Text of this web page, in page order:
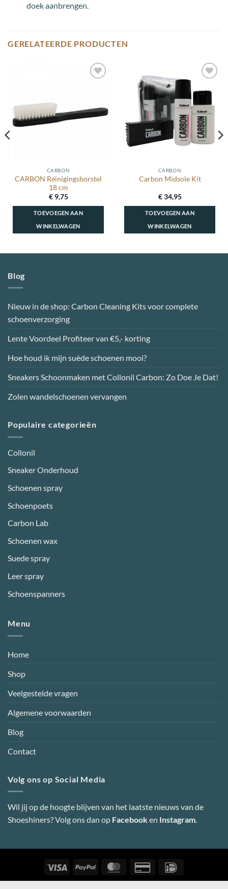
doek aanbrengen.
GERELATEERDE PRODUCTEN
CARBON
CARBON Reinigingsborstel
18 cm
€9,75
TOEVOEGEN AAN
WINKELWAGEN
Toevoegen
aan
wenslijst
CARBON
Carbon Midsole Kit
€34,95
TOEVOEGEN AAN
WINKELWAGEN
Blog
Nieuw in de shop: Carbon Cleaning Kits voor complete
schoenverzorging
Lente Voordeel Profiteer van €5,- korting
Hoe houd ik mijn suède schoenen mooi?
Sneakers Schoonmaken met Collonil Carbon: Zo Doe Je Dat!
Zolen wandelschoenen vervangen
Populaire categorieën
Collonil
Sneaker Onderhoud
Schoenen spray
Schoenpoets
Carbon Lab
Schoenen wax
Suede spray
Leer spray
Schoenspanners
Menu
Home
Shop
Veelgestelde vragen
Algemene voorwaarden
Blog
Contact
Volg ons op Social Media
Wil jij op de hoogte blijven van het laatste nieuws van de
Shoeshiners? Volg ons dan op Facebooken Instagram.
Visa PayPal MasterCardCredit